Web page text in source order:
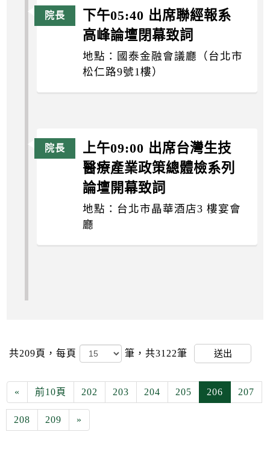
下午05:40 出席聯經報系
高峰論壇閉幕致詞
地點：國泰金融會議廳（台北市
松仁路9號1樓）
上午09:00 出席台灣生技
醫療產業政策總體檢系列
論壇開幕致詞
地點：台北市晶華酒店3 樓宴會
廳
共209頁， 每頁 筆，共3122筆 送出
« 前10頁 202 203 204 205 206 207
208 209 »